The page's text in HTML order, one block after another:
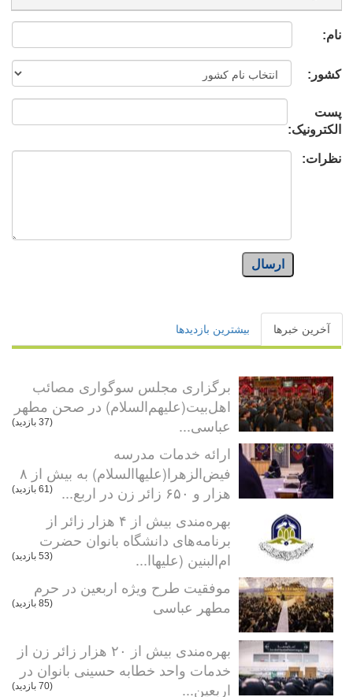
نام:
کشور:
پست
الکترونیک:
نظرات:
ارسال
آخرین خبرها بیشترین بازدیدها
برگزاری مجلس سوگواری مصائب
اهل‌بیت(علیهم‌السلام) در صحن مطهر
عباسی...
(37 بازدید)
ارائه خدمات مدرسه
فیض‌الزهرا(علیهاالسلام) به بیش از ۸
هزار و ۶۵۰ زائر زن در اربع...
(61 بازدید)
بهره‌مندی بیش از ۴ هزار زائر از
برنامه‌های دانشگاه بانوان حضرت
ام‌البنین (علیهاا...
(53 بازدید)
موفقیت طرح ویژه اربعین در حرم
مطهر عباسی
(85 بازدید)
بهره‌مندی بیش از ۲۰ هزار زائر زن از
خدمات واحد خطابه حسینی بانوان در
اربعین...
(70 بازدید)